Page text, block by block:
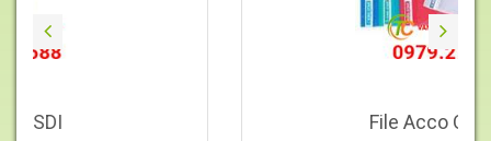
File Acco Q325 Xifu